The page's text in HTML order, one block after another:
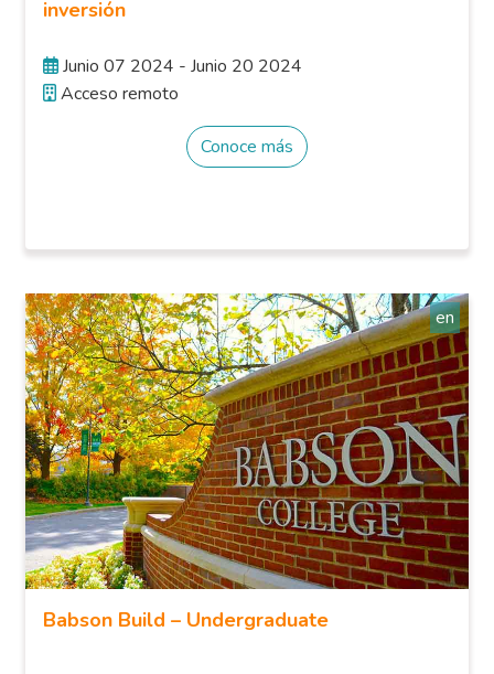
inversión
Junio 07 2024 - Junio 20 2024
Acceso remoto
Conoce más
en
Babson Build – Undergraduate